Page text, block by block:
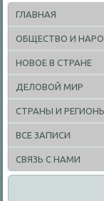
ГЛАВНАЯ
ОБЩЕСТВО И
НОВОЕ В СТРАНЕ
ДЕЛОВОЙ МИР
СТРАНЫ И
ВСЕ ЗАПИСИ
СВЯЗЬ С НАМИ